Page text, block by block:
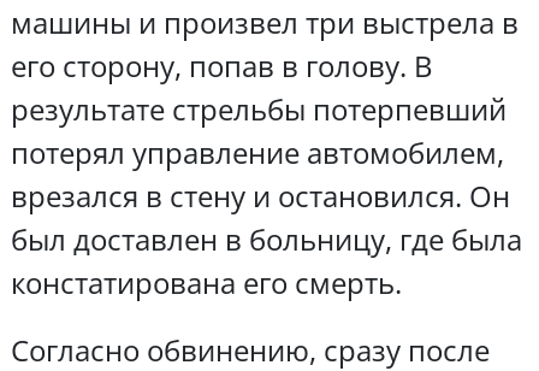
машины и произвел три выстрела в
его сторону, попав в голову. В
результате стрельбы потерпевший
потерял управление автомобилем,
врезался в стену и остановился. Он
был доставлен в больницу, где была
констатирована его смерть.
Согласно обвинению, сразу после